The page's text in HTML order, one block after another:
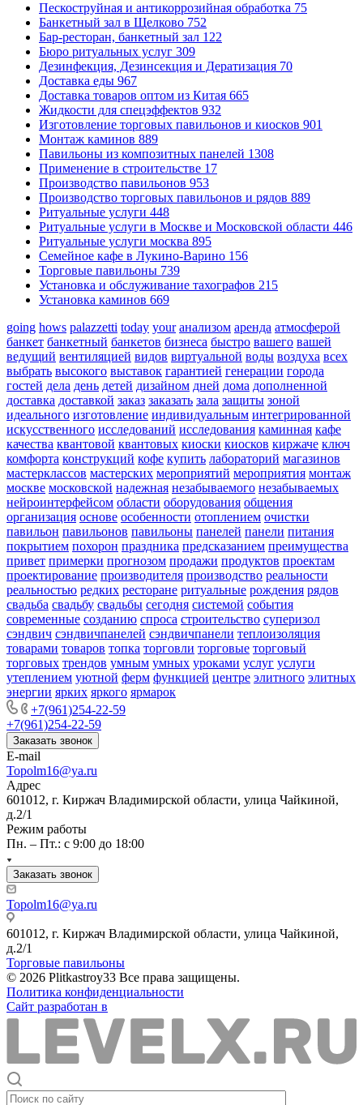
Пескоструйная и антикоррозийная обработка 75
Банкетный зал в Щелково 752
Бар-ресторан, банкетный зал 122
Бюро ритуальных услуг 309
Дезинфекция, Дезинсекция и Дератизация 70
Доставка еды 967
Доставка товаров оптом из Китая 665
Жидкости для спецэффектов 932
Изготовление торговых павильонов и киосков 901
Монтаж каминов 889
Павильоны из композитных панелей 1308
Применение в строительстве 17
Производство павильонов 953
Производство торговых павильонов и рядов 889
Ритуальные услуги 448
Ритуальные услуги в Москве и Московской области 446
Ритуальные услуги москва 895
Семейное кафе в Лукино-Варино 156
Торговые павильоны 739
Установка и обслуживание тахографов 215
Установка каминов 669
going hows palazzetti today your анализом аренда атмосферой
банкет банкетный банкетов бизнеса быстро вашего вашей
ведущий вентиляцией видов виртуальной воды воздуха всех
выбрать высокого выставок гарантией генерации города
гостей дела день детей дизайном дней дома дополненной
доставка доставкой заказ заказать зала защиты зоной
идеального изготовление индивидуальным интегрированной
искусственного исследований исследования каминная кафе
качества квантовой квантовых киоски киосков киржаче ключ
комфорта конструкций кофе купить лабораторий магазинов
мастерклассов мастерских мероприятий мероприятия монтаж
москве московской надежная незабываемого незабываемых
нейроинтерфейсом области оборудования общения
организация основе особенности отоплением очистки
павильон павильонов павильоны панелей панели питания
покрытием похорон праздника предсказанием преимущества
привет примерки прогнозом продажи продуктов проектам
проектирование производителя производство реальности
реальностью редких ресторане ритуальные рождения рядов
свадьба свадьбу свадьбы сегодня системой события
современные созданию спроса строительство суперизол
сэндвич сэндвичпанелей сэндвичпанели теплоизоляция
товарами товаров топка торговли торговые торговый
торговых трендов умным умных уроками услуг услуги
утеплением уютной ферм функцией центре элитного элитных
энергии ярких яркого ярмарок
+7(961)254-22-59
+7(961)254-22-59
Заказать звонок
E-mail
Topolm16@ya.ru
Адрес
601012, г. Киржач Владимирской области, улица Чайкиной,
д.2/1
Режим работы
Пн. – Пт.: с 9:00 до 18:00
Заказать звонок
Topolm16@ya.ru
601012, г. Киржач Владимирской области, улица Чайкиной,
д.2/1
Торговые павильоны
© 2026 Plitkastroy33 Все права защищены.
Политика конфиденциальности
Сайт разработан в